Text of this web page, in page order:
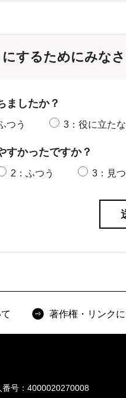
するためにみな
ましたか？
つう 3：役に立た
すかったですか？
2：ふつう 3：見
著作権・リンク
番号：4000020270008